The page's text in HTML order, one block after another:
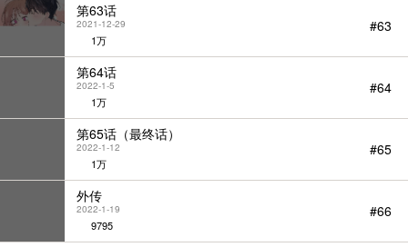
第63话
2021-12-29
1万
#63
第64话
2022-1-5
1万
#64
第65话（最终话）
2022-1-12
1万
#65
外传
2022-1-19
9795
#66